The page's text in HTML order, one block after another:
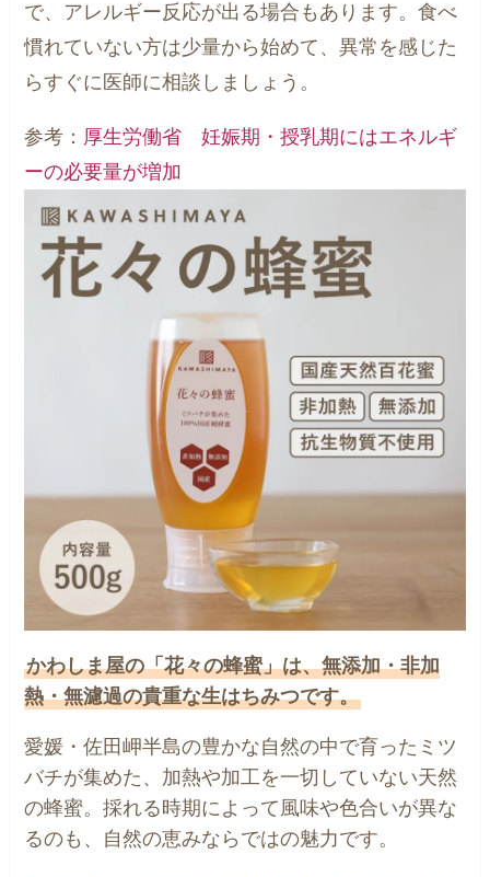
で、アレルギー反応が出る場合もあります。食べ
慣れていない方は少量から始めて、異常を感じた
らすぐに医師に相談しましょう。
参考： 厚生労働省 妊娠期・授乳期にはエネルギ
ーの必要量が増加
かわしま屋の「花々の蜂蜜」は、無添加・非加
熱・無濾過の貴重な生はちみつです。
愛媛・佐田岬半島の豊かな自然の中で育ったミツ
バチが集めた、加熱や加工を一切していない天然
の蜂蜜。採れる時期によって風味や色合いが異な
るのも、自然の恵みならではの魅力です。